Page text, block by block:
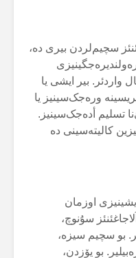
سچیم‌لردن بیری دە،
واردئر. بیر ایشی یا
ورەجک‌سینیز یا
تسلیم أدەجک‌سینیز.
کالیتەسینی دە
اوزمان
سۇنوچ،
بو سچیم سیزە،
بو یۆزدن،